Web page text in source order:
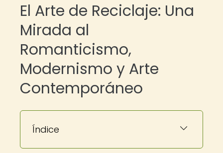
El Arte de Reciclaje: Una
Mirada al
Romanticismo,
Modernismo y Arte
Contemporáneo
Índice